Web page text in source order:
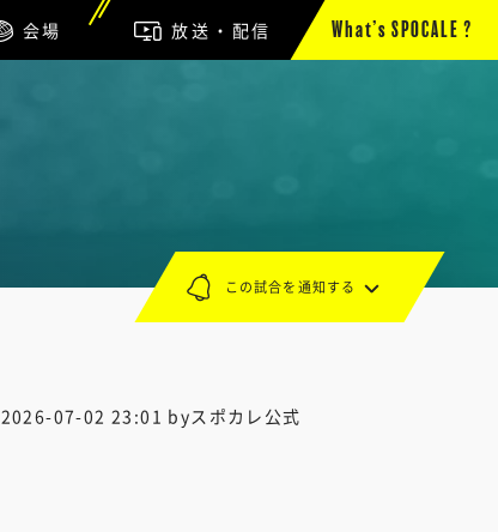
会場 放送・配信 What’s SPOCALE ?
2026-07-02 23:01 byスポカレ公式
この試合を通知する